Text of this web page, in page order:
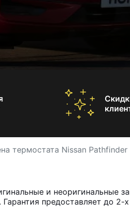
термостата Nissan Pathfinder
и неоригинальные
предоставляет до 2-